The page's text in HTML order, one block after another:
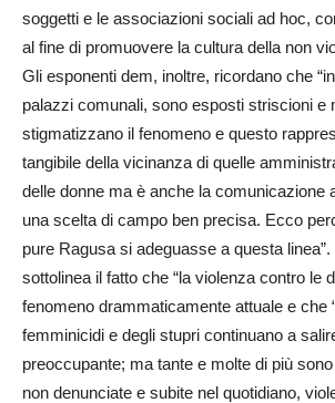
soggetti e le associazioni sociali ad hoc,
al fine di promuovere la cultura della non
Gli esponenti dem, inoltre, ricordano che
palazzi comunali, sono esposti striscioni e
stigmatizzano il fenomeno e questo
tangibile della vicinanza di quelle
delle donne ma è anche la comunicazione
una scelta di campo ben precisa. Ecco
pure Ragusa si adeguasse a questa linea”.
sottolinea il fatto che “la violenza contro le
fenomeno drammaticamente attuale e che
femminicidi e degli stupri continuano a
preoccupante; ma tante e molte di più
non denunciate e subite nel quotidiano,